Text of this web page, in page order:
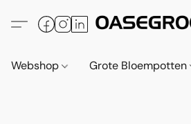
Webshop Grote Bloempotten